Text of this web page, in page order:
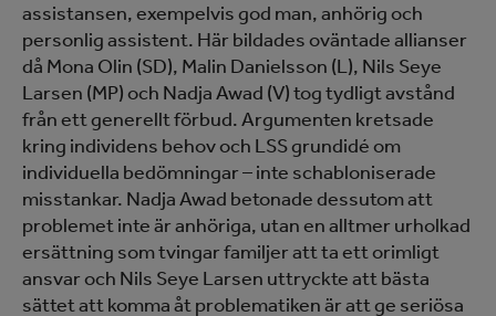
assistansen, exempelvis god man, anhörig och
personlig assistent. Här bildades oväntade allianser
då Mona Olin (SD), Malin Danielsson (L), Nils Seye
Larsen (MP) och Nadja Awad (V) tog tydligt avstånd
från ett generellt förbud. Argumenten kretsade
kring individens behov och LSS grundidé om
individuella bedömningar – inte schabloniserade
misstankar. Nadja Awad betonade dessutom att
problemet inte är anhöriga, utan en alltmer urholkad
ersättning som tvingar familjer att ta ett orimligt
ansvar och Nils Seye Larsen uttryckte att bästa
sättet att komma åt problematiken är att ge seriösa